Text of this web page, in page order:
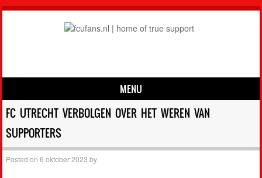
MENU
Skip to content
FC UTRECHT VERBOLGEN OVER HET WEREN VAN
SUPPORTERS
Posted on6 oktober 2023 by